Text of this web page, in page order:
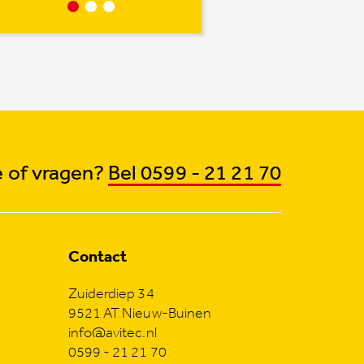
vragen? Bel 0599 - 21 21 70
Contact
Zuiderdiep 34
9521 AT Nieuw-Buinen
info@avitec.nl
0599 - 21 21 70